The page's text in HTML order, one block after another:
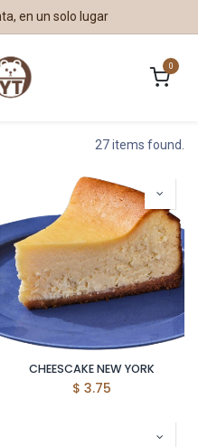
en un solo lugar
0
27 items found.
CHEESCAKE NEW YORK
$ 3.75